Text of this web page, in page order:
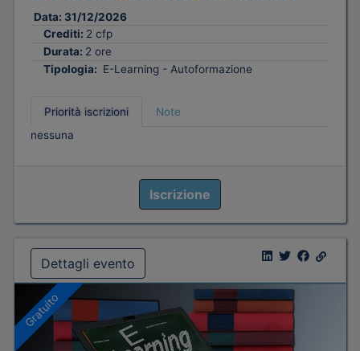
Data: 31/12/2026
Crediti: 2 cfp
Durata: 2 ore
Tipologia: E-Learning - Autoformazione
Priorità iscrizioni
Note
nessuna
Iscrizione
Dettagli evento
Gratuito